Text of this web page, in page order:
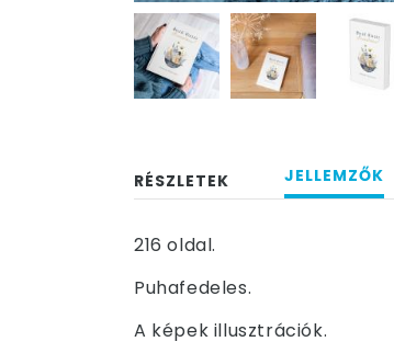
RÉSZLETEK JELLEMZŐK
216 oldal.
Puhafedeles.
A képek illusztrációk.